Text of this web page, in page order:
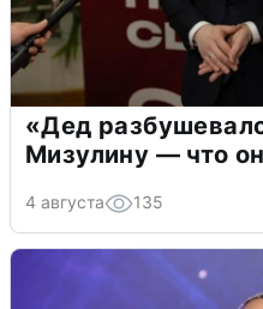
«Дед
Мизулину — что
4 августа 135